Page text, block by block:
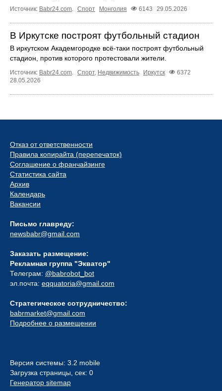
Источник: Babr24.com. Спорт Монголия 6143 29.05.2026
В Иркутске построят футбольный стадион
В иркутском Академгородке всё‑таки построят футбольный
стадион, против которого протестовали жители.
Источник: Babr24.com. Спорт, Недвижимость Иркутск
6372
28.05.2026
Отказ от ответственности
Правила копирайта (перепечаток)
Соглашение о франчайзинге
Статистика сайта
Архив
Календарь
Вакансии
Письмо главреду:
newsbabr@gmail.com
Заказать размещение:
Рекламная группа "Экватор"
Телеграм: @babrobot_bot
эл.почта: eqquatoria@gmail.com
Стратегическое сотрудничество:
babrmarket@gmail.com
Подробнее о размещении
Версия системы: 3.2 mobile
Загрузка страницы, сек: 0
Генератор sitemap